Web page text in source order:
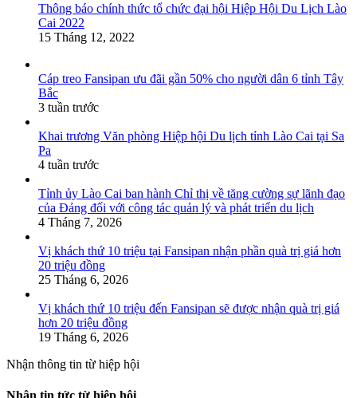
Thông báo chính thức tổ chức đại hội Hiệp Hội Du Lịch Lào
Cai 2022
15 Tháng 12, 2022
Cáp treo Fansipan ưu đãi gần 50% cho người dân 6 tỉnh Tây
Bắc
3 tuần trước
Khai trương Văn phòng Hiệp hội Du lịch tỉnh Lào Cai tại Sa
Pa
4 tuần trước
Tỉnh ủy Lào Cai ban hành Chỉ thị về tăng cường sự lãnh đạo
của Đảng đối với công tác quản lý và phát triển du lịch
4 Tháng 7, 2026
Vị khách thứ 10 triệu tại Fansipan nhận phần quà trị giá hơn
20 triệu đồng
25 Tháng 6, 2026
Vị khách thứ 10 triệu đến Fansipan sẽ được nhận quà trị giá
hơn 20 triệu đồng
19 Tháng 6, 2026
Nhận thông tin từ hiệp hội